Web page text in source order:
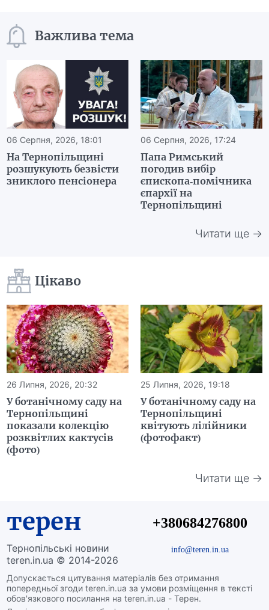
Важлива тема
06 Серпня, 2026, 18:01
На Тернопільщині
розшукують безвісти
зниклого пенсіонера
06 Серпня, 2026, 17:24
Папа Римський
погодив вибір
єпископа-помічника
єпархії на
Тернопільщині
Читати ще →
Цікаво
26 Липня, 2026, 20:32
У ботанічному саду на
Тернопільщині
показали колекцію
розквітлих кактусів
(фото)
25 Липня, 2026, 19:18
У ботанічному саду на
Тернопільщині
квітують лілійники
(фотофакт)
Читати ще →
терен
Тернопільські новини
teren.in.ua © 2014-2026
Допускається цитування матеріалів без отримання
попередньої згоди teren.in.ua за умови розміщення в тексті
обов'язкового посилання на teren.in.ua - Терен.
+380684276800
info@teren.in.ua